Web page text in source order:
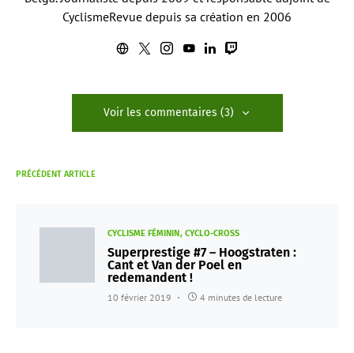
CyclismeRevue depuis sa création en 2006
Voir les commentaires (3)
PRÉCÉDENT ARTICLE
CYCLISME FÉMININ CYCLO-CROSS
Superprestige #7 – Hoogstraten :
Cant et Van der Poel en
redemandent !
10 février 2019 4 minutes de lecture